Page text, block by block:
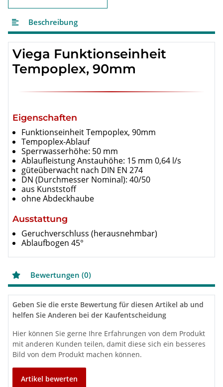
Beschreibung
Viega Funktionseinheit
Tempoplex, 90mm
Eigenschaften
Funktionseinheit Tempoplex, 90mm
Tempoplex-Ablauf
Sperrwasserhöhe: 50 mm
Ablaufleistung Anstauhöhe: 15 mm 0,64 l/s
güteüberwacht nach DIN EN 274
DN (Durchmesser Nominal): 40/50
aus Kunststoff
ohne Abdeckhaube
Ausstattung
Geruchverschluss (herausnehmbar)
Ablaufbogen 45°
Bewertungen (0)
Geben Sie die erste Bewertung für diesen Artikel ab und
helfen Sie Anderen bei der Kaufentscheidung
Hier können Sie gerne Ihre Erfahrungen von dem Produkt
mit anderen Kunden teilen, damit diese sich ein besseres
Bild von dem Produkt machen können.
Artikel bewerten